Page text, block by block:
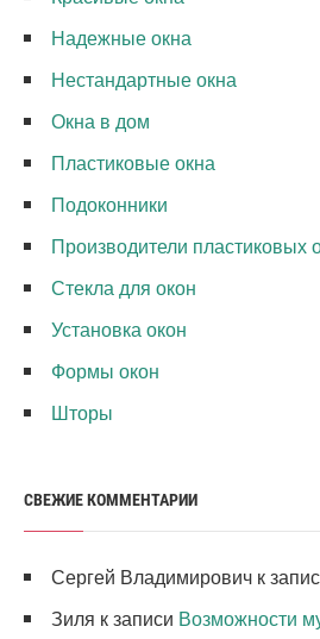
Надежные окна
Нестандартные окна
Окна в дом
Пластиковые окна
Подоконники
Производители пластиковых
Стекла для окон
Установка окон
Формы окон
Шторы
СВЕЖИЕ КОММЕНТАРИИ
Сергей Владимирович к
Зиля к записи Возможности